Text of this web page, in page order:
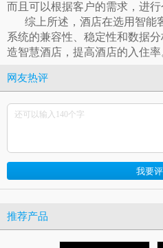
而且可以根据客户的需求，进行
综上所述，酒店在选用智能
系统的兼容性、稳定性和数据
造智慧酒店，提高酒店的入住率
网友热评
推荐产品